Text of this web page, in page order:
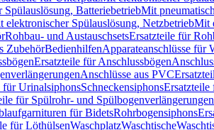
BatteriebetriebMit
elektronischer Spülauslösung, NetzbetriebMit
Rohbau- und AustauschsetsErsatzteile für
ZubehörBedienhilfenApparateanschlüsse für
Ersatzteile für Anschlussbögen
Anschlüsse aus PVC
für UrinalsiphonsSchneckensiphonsErsatzteile
für Spülrohr- und Spülbogenverlängerungen
für BidetsRohrbogensiphons
für LöthülsenWaschplatzWaschtische